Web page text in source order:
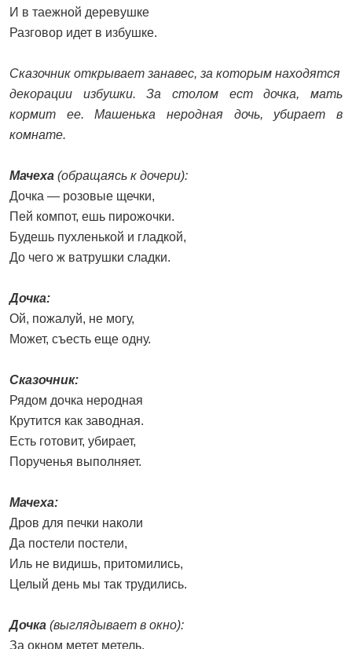
И в таежной деревушке
Разговор идет в избушке.
Сказочник открывает занавес, за которым находятся
декорации избушки. За столом ест дочка, мать
кормит ее. Машенька неродная дочь, убирает в
комнате.
Мачеха (обращаясь к дочери):
Дочка — розовые щечки,
Пей компот, ешь пирожочки.
Будешь пухленькой и гладкой,
До чего ж ватрушки сладки.
Дочка:
Ой, пожалуй, не могу,
Может, съесть еще одну.
Сказочник:
Рядом дочка неродная
Крутится как заводная.
Есть готовит, убирает,
Порученья выполняет.
Мачеха:
Дров для печки наколи
Да постели постели,
Иль не видишь, притомились,
Целый день мы так трудились.
Дочка (выглядывает в окно):
За окном метет метель,